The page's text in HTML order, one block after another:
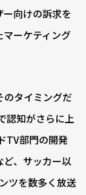
向けの訴求を
ーケティング
タイミングだ
認知がさらに上
TV部門の開発
、サッカー以
ツを数多く放送